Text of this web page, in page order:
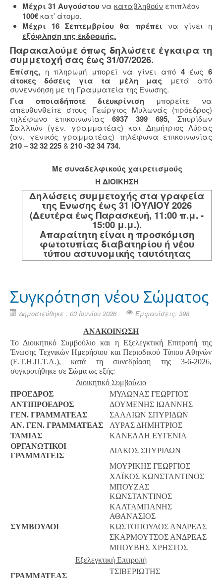
Μέχρι 31 Αυγούστουνα καταβληθούν επιπλέον
100€κατ’ άτομο.
Μέχρι 16 Σεπτεμβρίου θα πρέπει να γίνει η
εξόφληση της εκδρομής.
Παρακαλούμε όπως δηλώσετε έγκαιρα τη
συμμετοχή σας έως 31/07/2026.
Επίσης, η πληρωμή μπορεί να γίνει από 4 έως6
άτοκες δόσεις για τα μέλη μας
μετά από
συνεννόηση με τη Γραμματεία της Ενωσης.
Για οποιαδήποτε διευκρίνιση
μπορείτε να
απευθυνθείτε στους Γεώργιος Μυλωνάς (πρόεδρος)
τηλέφωνο επικοινωνίας 6937 399 695, Σπυρίδων
Σαλλιών (γεν. γραμματέας) και Δημήτριος Λύρας
(αν. γενικός γραμματέας) τηλέφωνα επικοινωνίας
210 – 32 32 225& 210 -32 34 734.
Με συναδελφικούς χαιρετισμούς
Η ΔΙΟΙΚΗΣΗ
Δηλώσεις συμμετοχής στα γραφεία
της Ένωσης έως 31 ΙΟΥΛΙΟΥ 2026
(Δευτέρα έως Παρασκευή, 11:00 π.μ. -
15:00 μ.μ.).
Απαραίτητη είναι η προσκόμιση
φωτοτυπίας διαβατηρίου ή νέου
τύπου αστυνομικής ταυτότητας
Συγκρότηση νέου Σώματος
Δημοσιεύθηκε : 03 Ιουνίου 2026 Εμφανίσεις: 398
ΑΝΑΚΟΙΝΩΣΗ
Το Διοικητικό Συμβούλιο και η Εξελεγκτική Επιτροπή της
Ένωσης Τεχνικών Ημερήσιου και Περιοδικού Τύπου Αθηνών
(Ε.Τ.Η.Π.Τ.Α.), κατά τη συνεδρίαση της 3-6-2026,
συγκροτήθηκε σε Σώμα ως εξής:
Διοικητικό Συμβούλιο
ΠΡΟΕΔΡΟΣ
ΜΥΛΩΝΑΣ ΓΕΩΡΓΙΟΣ
ΑΝΤΙΠΡΟΕΔΡΟΣ
ΔΟΥΜΕΝΗΣ ΙΩΑΝΝΗΣ
ΓΕΝ. ΓΡΑΜΜΑΤΕΑΣ
ΣΑΛΛΙΩΝ ΣΠΥΡΙΔΩΝ
ΑΝ. ΓΕΝ. ΓΡΑΜΜΑΤΕΑΣ
ΛΥΡΑΣ ΔΗΜΗΤΡΙΟΣ
ΤΑΜΙΑΣ
ΚΑΝΕΛΛΗ ΕΥΓΕΝΙΑ
ΟΡΓΑΝΩΤΙΚΟΙ
ΓΡΑΜΜΑΤΕΙΣ
ΔΙΑΚΟΣ ΣΠΥΡΙΔΩΝ
ΜΟΥΡΙΚΗΣ ΓΕΩΡΓΙΟΣ
ΧΑΪΚΟΣ ΚΩΝΣΤΑΝΤΙΝΟΣ
ΜΠΟΥΖΑΣ
ΚΩΝΣΤΑΝΤΙΝΟΣ
ΚΑΛΤΑΜΠΑΝΗΣ
ΑΘΑΝΑΣΙΟΣ
ΣΥΜΒΟΥΛΟΙ
ΚΩΣΤΟΠΟΥΛΟΣ ΑΝΔΡΕΑΣ
ΣΚΑΡΜΟΥΤΣΟΣ ΑΝΔΡΕΑΣ
ΜΠΟΥΒΗΣ ΧΡΗΣΤΟΣ
Εξελεγκτική Επιτροπή
ΓΡΑΜΜΑΤΕΑΣ
ΤΣΙΒΕΡΙΩΤΗΣ